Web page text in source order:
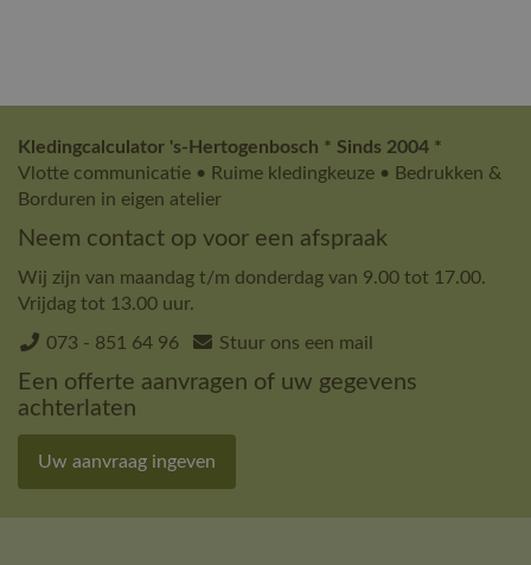
Kledingcalculator 's-Hertogenbosch * Sinds 2004 *
Vlotte communicatie • Ruime kledingkeuze • Bedrukken &
Borduren in eigen atelier
Neem contact op voor een afspraak
Wij zijn van maandag t/m donderdag van 9.00 tot 17.00.
Vrijdag tot 13.00 uur.
073 - 851 64 96 Stuur ons een mail
Een offerte aanvragen of uw gegevens
achterlaten
Uw aanvraag ingeven